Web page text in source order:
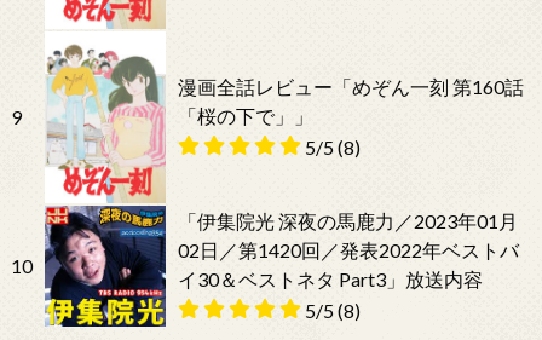
9
漫画全話レビュー「めぞん一刻 第160話
「桜の下で」」
5/5(8)
10
「伊集院光 深夜の馬鹿力／2023年01月
02日／第1420回／発表2022年ベストバ
イ30＆ベストネタ Part3」放送内容
5/5(8)